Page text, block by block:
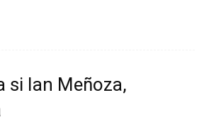
si Ian Meñoza,